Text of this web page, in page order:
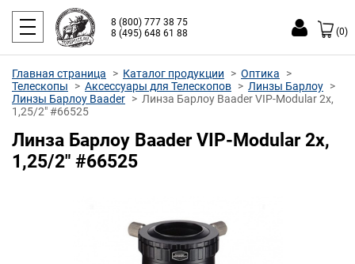
8 (800) 777 38 75
8 (495) 648 61 88
(0)
Главная страница Каталог продукции
Оптика
Телескопы
Аксессуары для Телескопов
Линзы Барлоу
Линзы Барлоу Baader
Линза Барлоу Baader VIP-Modular 2х,
1,25/2" #66525
Линза Барлоу Baader VIP-Modular 2х,
1,25/2" #66525